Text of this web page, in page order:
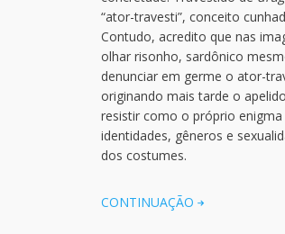
“ator-travesti”, conceito
Contudo, acredito que nas
olhar risonho, sardônico
denunciar em germe o ator-
originando mais tarde o
resistir como o próprio
identidades, gêneros e
dos costumes.
CONTINUAÇÃO